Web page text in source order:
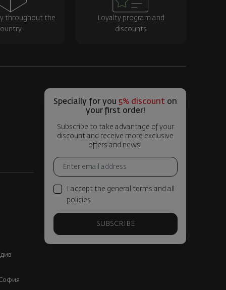
throughout the
Loyalty program and
discounts
София
Specially for you 5% discount on
your first order!
Subscribe to take advantage of your
discount and receive more exclusive
offers and news!
I accept the general terms and all
policies
SUBSCRIBE